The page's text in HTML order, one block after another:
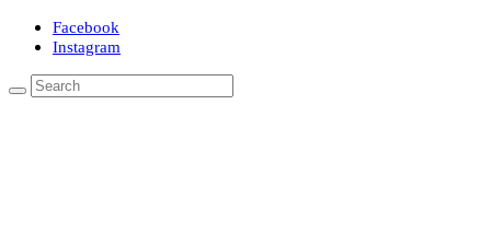
Facebook
Instagram